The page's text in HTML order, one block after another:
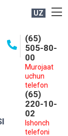
UZ
(65)
505-80-
00
Murojaat
uchun
telefon
(65)
220-10-
02
Ishonch
telefoni